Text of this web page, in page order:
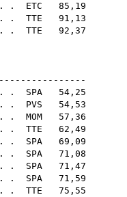
. ETC 85,19
. TTE 91,13
. TTE 92,37
. . SPA 54,25
. PVS 54,53
. MOM 57,36
. . TTE 62,49
. . SPA 69,09
. . SPA 71,08
. . SPA 71,47
. SPA 71,59
. TTE 75,55